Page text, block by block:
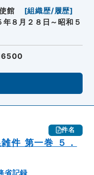
館 [組織歴/履歴]
年８月２８日～昭和５
件名
件 第一巻 ５．
省記録